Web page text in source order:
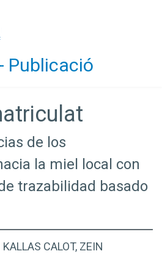
Publicació
de los
la miel local con
trazabilidad basado
KALLAS CALOT, ZEIN